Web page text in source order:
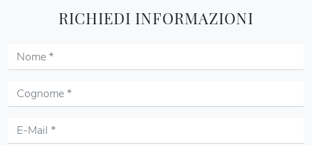
RICHIEDI INFORMAZIONI